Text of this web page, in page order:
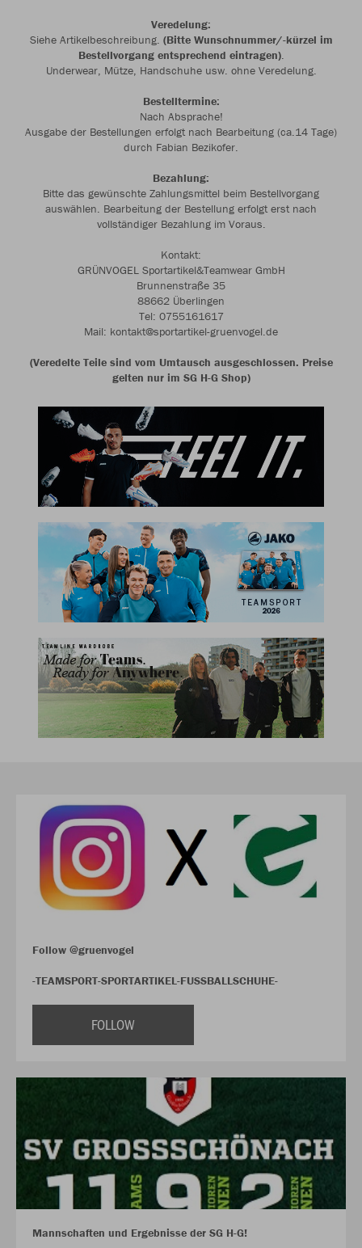
Veredelung:
Siehe Artikelbeschreibung. (Bitte Wunschnummer/-kürzel im
Bestellvorgang entsprechend eintragen).
Underwear, Mütze, Handschuhe usw. ohne Veredelung.
Bestelltermine:
Nach Absprache!
Ausgabe der Bestellungen erfolgt nach Bearbeitung (ca.14 Tage)
durch Fabian Bezikofer.
Bezahlung:
Bitte das gewünschte Zahlungsmittel beim Bestellvorgang
auswählen. Bearbeitung der Bestellung erfolgt erst nach
vollständiger Bezahlung im Voraus.
Kontakt:
GRÜNVOGEL Sportartikel&Teamwear GmbH
Brunnenstraße 35
88662 Überlingen
Tel: 0755161617
Mail: kontakt@sportartikel-gruenvogel.de
(Veredelte Teile sind vom Umtausch ausgeschlossen. Preise
gelten nur im SG H-G Shop)
Follow @gruenvogel
-TEAMSPORT-SPORTARTIKEL-FUSSBALLSCHUHE-
FOLLOW
Mannschaften und Ergebnisse der SG H-G!